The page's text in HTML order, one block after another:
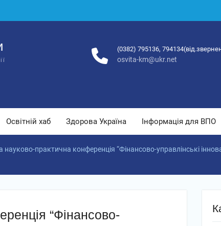
(0382) 795136,
osvita-km@ukr.net
Освітній хаб Здорова Україна Інформація для ВПО
практична конференція “Фінансово-управлінські
“Фінансово-